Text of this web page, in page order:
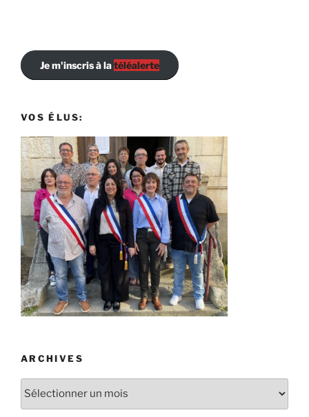
Je m'inscris à latéléalerte
VOS ÉLUS:
ARCHIVES
Archives